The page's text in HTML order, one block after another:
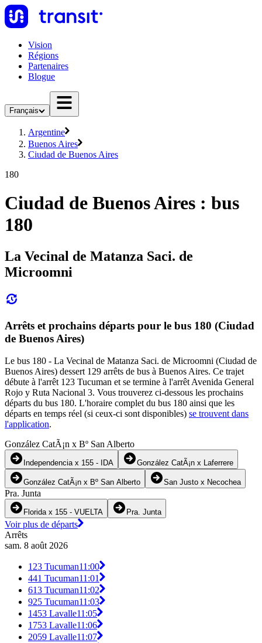
Vision
Régions
Partenaires
Blogue
Français
Argentine
Buenos Aires
Ciudad de Buenos Aires
180
Ciudad de Buenos Aires : bus
180
La Vecinal de Matanza Saci. de
Microomni
Arrêts et prochains départs pour le bus 180 (Ciudad
de Buenos Aires)
Le bus 180 - La Vecinal de Matanza Saci. de Microomni (Ciudad de
Buenos Aires) dessert 129 arrêts de bus à Buenos Aires. Ce trajet
débute à l'arrêt 123 Tucuman et se termine à l'arrêt Avenida General
Rojo y Ruta Nacional 3. Vous trouverez ci-dessous les prochains
départs du bus 180. L'horaire complet du bus 180 ainsi que les
départs en temps réel (si ceux-ci sont disponibles) se trouvent dans
l'application.
González CatÃ¡n x Bº San Alberto
Independencia x 155 - IDA González CatÃ¡n x Laferrere
González CatÃ¡n x Bº San Alberto San Justo x Necochea
Pra. Junta
Florida x 155 - VUELTA Pra. Junta
Voir plus de départs
Arrêts
sam. 8 août 2026
123 Tucuman11:00
441 Tucuman11:01
613 Tucuman11:02
925 Tucuman11:03
1453 Lavalle11:05
1753 Lavalle11:06
2059 Lavalle11:07